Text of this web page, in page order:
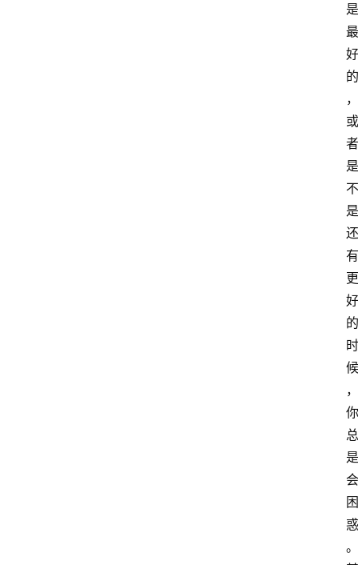
是
最
好
的
，
或
者
是
不
是
还
有
更
好
的
时
候
，
你
总
是
会
困
惑
。